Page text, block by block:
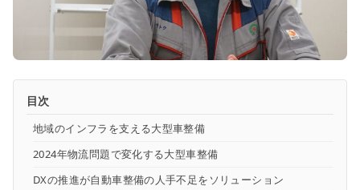
目次
地域のインフラを支える大型車整備
2024年物流問題で変化する大型車整備
DXの推進が自動車整備の人手不足をソリューション